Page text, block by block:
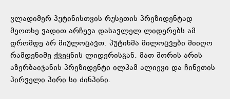
ვლადიმერ პუტინისთვის რუსეთის პრეზიდენტად
მეოთხე ვადით არჩევა დასავლელ ლიდერებს ამ
დრომდე არ მიულოცავთ. პუტინმა მილოცვები მიიღო
რამდენიმე ქვეყნის ლიდერისგან. მათ შორის არის
აზერბაიჯანის პრეზიდენტი ილჰამ ალიევი და ჩინეთის
პირველი პირი სი ძინპინი.